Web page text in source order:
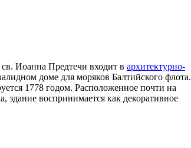
Иоанна Предтечи входит в архитектурно-
доме для моряков Балтийского флота.
1778 годом. Расположенное почти на
здание воспринимается как декоративное